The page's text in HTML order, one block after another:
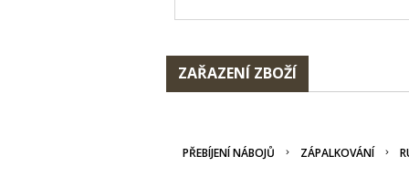
ZAŘAZENÍ ZBOŽÍ
PŘEBÍJENÍ NÁBOJŮ ZÁPALKOVÁNÍ